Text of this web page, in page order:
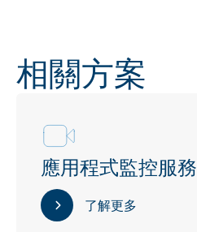
相關方案
應用程式監控服務
了解更多